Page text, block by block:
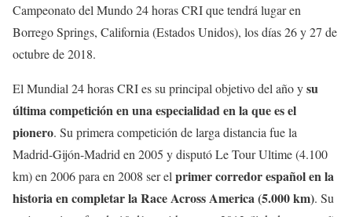
Campeonato del Mundo 24 horas CRI que tendrá lugar en
Borrego Springs, California (Estados Unidos), los días 26 y 27 de
octubre de 2018.
El Mundial 24 horas CRI es su principal objetivo del año ysu
última competición en una especialidad en la que es el
pionero. Su primera competición de larga distancia fue la
Madrid-Gijón-Madrid en 2005 y disputó Le Tour Ultime (4.100
km) en 2006 para en 2008 ser el primer corredor español en la
historia en completar la Race Across America (5.000 km). Su